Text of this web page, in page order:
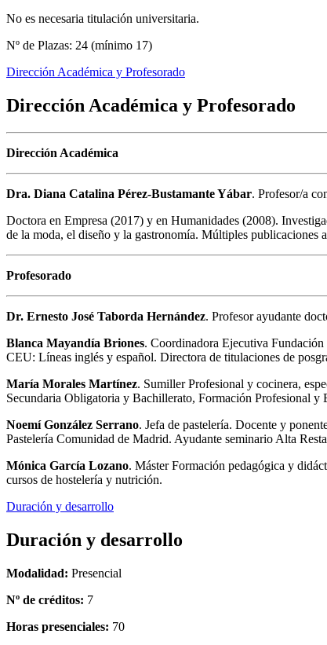
No es necesaria titulación universitaria.
Nº de Plazas: 24 (mínimo 17)
Dirección Académica y Profesorado
Dirección Académica y Profesorado
Dirección Académica
Dra. Diana Catalina Pérez-Bustamante Yábar. Profesor/a
Doctora en Empresa (2017) y en Humanidades (2008).
de la moda, el diseño y la gastronomía. Múltiples publicaciones
Profesorado
Dr. Ernesto José Taborda Hernández. Profesor ayudante
Blanca Mayandía Briones. Coordinadora Ejecutiva
CEU: Líneas inglés y español. Directora de titulaciones de
María Morales Martínez. Sumiller Profesional y cocinera,
Secundaria Obligatoria y Bachillerato, Formación Profesional y
Noemí González Serrano. Jefa de pastelería. Docente y
Pastelería Comunidad de Madrid. Ayudante seminario Alta
Mónica García Lozano. Máster Formación pedagógica y
cursos de hostelería y nutrición.
Duración y desarrollo
Duración y desarrollo
Modalidad: Presencial
Nº de créditos: 7
Horas presenciales: 70